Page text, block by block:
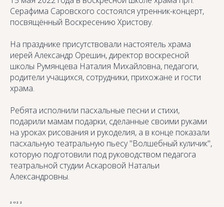
Серафима Саровского состоялся утренник-концерт,
посвящённый Воскресению Христову.
На празднике присутствовали настоятель храма
иерей Александр Орешин, директор воскресной
школы Румянцева Наталия Михайловна, педагоги,
родители учащихся, сотрудники, прихожане и гости
храма.
Ребята исполнили пасхальные песни и стихи,
подарили мамам подарки, сделанные своими руками
на уроках рисования и рукоделия, а в конце показали
пасхальную театральную пьесу "Волшебный куличик",
которую подготовили под руководством педагога
театральной студии Аскаровой Натальи
Александровны.
2022